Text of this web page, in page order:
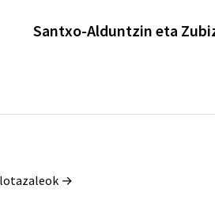
Santxo-Alduntzin eta
→